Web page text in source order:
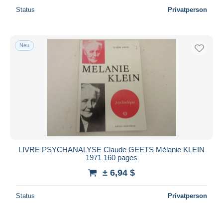
Status Privatperson
Neu
LIVRE PSYCHANALYSE Claude GEETS Mélanie KLEIN
1971 160 pages
± 6,94 $
Status Privatperson